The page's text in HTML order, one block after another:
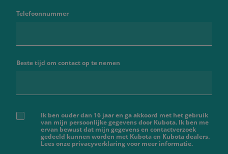
Telefoonnummer
Beste tijd om contact op te nemen
Ik ben ouder dan 16 jaar en ga akkoord met het gebruik
van mijn persoonlijke gegevens door Kubota. Ik ben me
ervan bewust dat mijn gegevens en contactverzoek
gedeeld kunnen worden met Kubota en Kubota dealers.
Lees onze privacyverklaring voor meer informatie.